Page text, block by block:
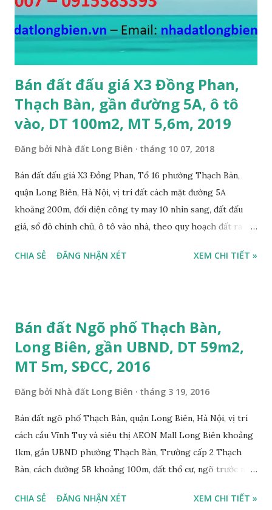
Bán đất đấu giá X3 Đồng Phan,
Thạch Bàn, gần đường 5A, ô tô
vào, DT 100m2, MT 5,6m, 2019
Đăng bởi Nhà đất Long Biên tháng 10 07, 2018
Bán đất đấu giá X3 Đồng Phan, Tổ 16 phường Thạch Bàn,
quận Long Biên, Hà Nội, vị trí đất cách mặt đường 5A
khoảng 200m, đối diện công ty may 10 nhìn sang, đất đấu
giá, sổ đỏ chính chủ, ô tô vào nhà, theo quy hoạch đất ra
nở hậu, tiện để ở, làm kho xưởng, sổ đỏ chính chủ, giá bán:
CHIA SẺ ĐĂNG NHẬN XÉT XEM CHI TIẾT »
Bán đất Ngõ phố Thạch Bàn,
Long Biên, gần UBND, DT 59m2,
MT 5m, SĐCC, 2016
Đăng bởi Nhà đất Long Biên tháng 3 19, 2016
Bán đất ngõ phố Thạch Bàn, quận Long Biên, Hà Nội, vị trí
cách cầu Vĩnh Tuy và siêu thị AEON Mall Long Biên khoảng
1km, gần UBND phường Thạch Bàn, Trường cấp 2 Thạch
Bàn, cách đường 5B khoảng 100m, đất thổ cư, ngõ trước nhà
mặt tiền 5m, sổ đỏ chính chủ, giá bán 30 triệu/m2. Liên hệ:
CHIA SẺ ĐĂNG NHẬN XÉT XEM CHI TIẾT »